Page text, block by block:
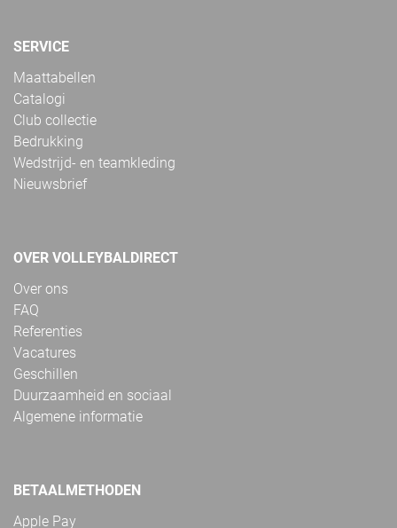
SERVICE
Maattabellen
Catalogi
Club collectie
Bedrukking
Wedstrijd- en teamkleding
Nieuwsbrief
OVER VOLLEYBALDIRECT
Over ons
FAQ
Referenties
Vacatures
Geschillen
Duurzaamheid en sociaal
Algemene informatie
BETAALMETHODEN
Apple Pay